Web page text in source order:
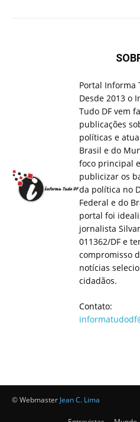
Portal Informa
Desde 2013 o
Tudo DF vem
publicações
políticas e
Brasil e do
foco principal
publicizar os
da política no
Federal e do
portal foi
jornalista
011362/DF e
compromisso
notícias
cidadãos.
Contato:
© Webmaster Jean C. Lima